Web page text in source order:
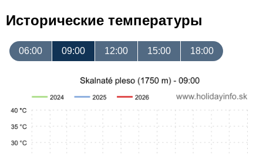
Исторические температуры
06:00 09:00 12:00 15:00 18:00